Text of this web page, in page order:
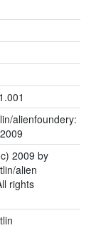
alienfoundery:
2009 by
alien
rights